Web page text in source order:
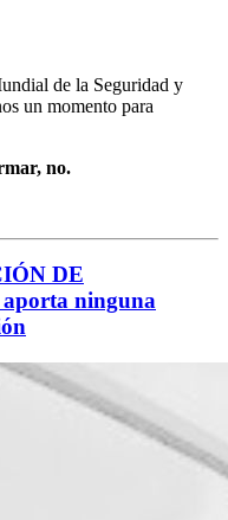
de la Seguridad y
un momento para
no.
DE
ninguna